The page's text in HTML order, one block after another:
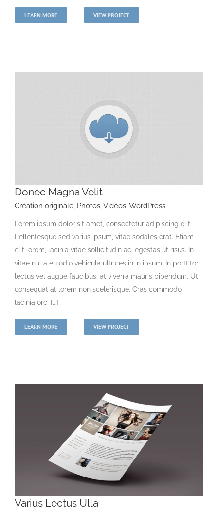
LEARN MORE VIEW PROJECT
Donec Magna Velit
Création originale, Photos,Vidéos,WordPress
Lorem ipsum dolor sit amet, consectetur adipiscing elit.
Pellentesque sed varius ipsum, vitae sodales erat. Etiam
elit lorem, lacinia vitae sollicitudin ac, egestas ut risus. In
vitae nulla eu odio vehicula ultrices in in ipsum. In porttitor
lectus vel augue faucibus, at viverra mauris bibendum. Ut
consequat at lorem non scelerisque. Cras commodo
lacinia orci [...]
LEARN MORE VIEW PROJECT
Varius Lectus Ulla